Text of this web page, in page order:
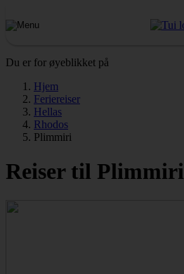
Du er for øyeblikket på
Hjem
Feriereiser
Hellas
Rhodos
Plimmiri
Reiser til Plimmiri